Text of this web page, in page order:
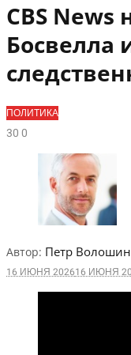
CBS
Босвелла
ПОЛИТИКА
300
Автор: Петр Волошин
16 ИЮНЯ 202616 ИЮНЯ